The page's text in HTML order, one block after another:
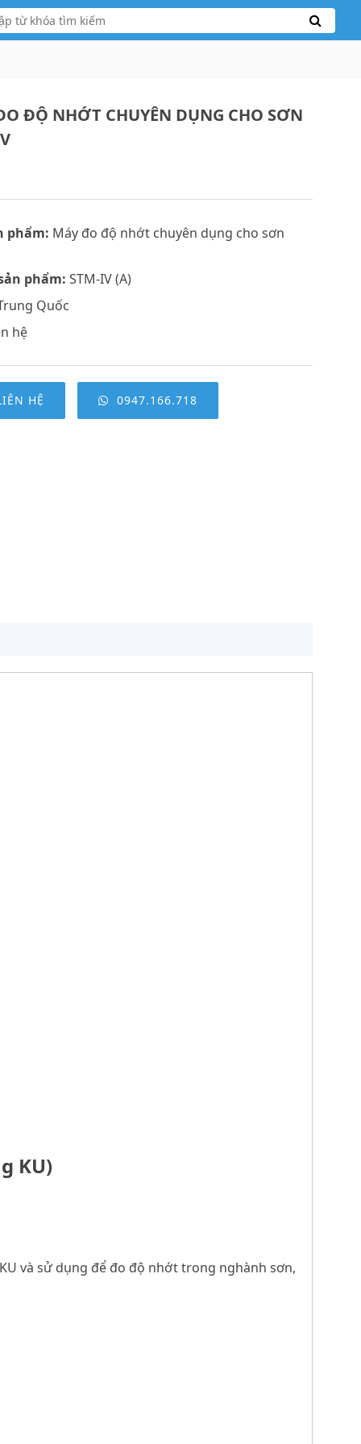
ĐỘ NHỚT CHUYÊN DỤNG CHO SƠN
phẩm: Máy đo độ nhớt chuyên dụng cho sơn
phẩm: STM-IV (A)
Quốc
hệ
HỆ 0947.166.718
KU)
và sử dụng để đo độ nhớt trong nghành sơn,